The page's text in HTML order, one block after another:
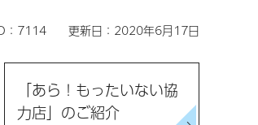
：7114 更新日：2020年6月17日
「あら！もったいない協
力店」のご紹介